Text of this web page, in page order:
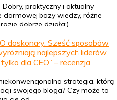
Dobry, praktyczny i aktualny
darmowej bazy wiedzy, różne
dobrze działa:)
doskonały. Sześć sposobów
najlepszych liderów.
dla CEO” – recenzja
strategia, którą
swojego bloga? Czy może to